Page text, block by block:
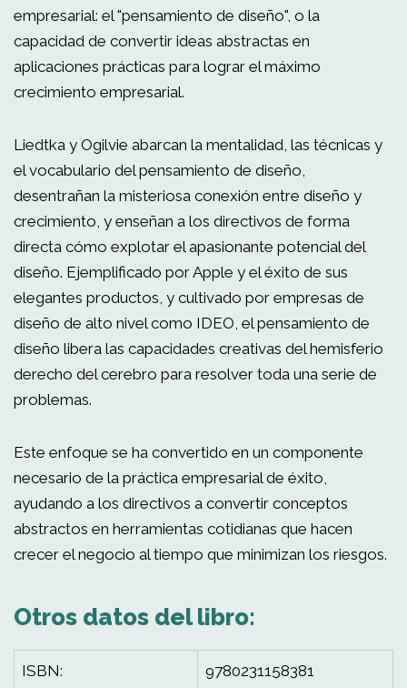
empresarial: el "pensamiento de diseño", o la
capacidad de convertir ideas abstractas en
aplicaciones prácticas para lograr el máximo
crecimiento empresarial.
Liedtka y Ogilvie abarcan la mentalidad, las técnicas y
el vocabulario del pensamiento de diseño,
desentrañan la misteriosa conexión entre diseño y
crecimiento, y enseñan a los directivos de forma
directa cómo explotar el apasionante potencial del
diseño. Ejemplificado por Apple y el éxito de sus
elegantes productos, y cultivado por empresas de
diseño de alto nivel como IDEO, el pensamiento de
diseño libera las capacidades creativas del hemisferio
derecho del cerebro para resolver toda una serie de
problemas.
Este enfoque se ha convertido en un componente
necesario de la práctica empresarial de éxito,
ayudando a los directivos a convertir conceptos
abstractos en herramientas cotidianas que hacen
crecer el negocio al tiempo que minimizan los riesgos.
Otros datos del libro:
ISBN: 9780231158381